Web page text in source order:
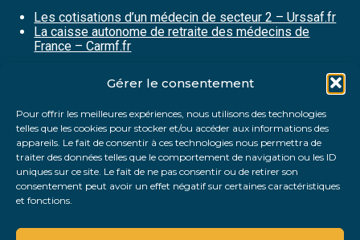
Gérer le consentement
Pour offrir les meilleures expériences, nous utilisons des technologies
telles que les cookies pour stocker et/ou accéder aux informations des
appareils. Le fait de consentir à ces technologies nous permettra de
traiter des données telles que le comportement de navigation ou les ID
uniques sur ce site. Le fait de ne pas consentir ou de retirer son
consentement peut avoir un effet négatif sur certaines caractéristiques
et fonctions.
Les cotisations d’un médecin de secteur 2 – Urssaf.fr
La caisse autonome de retraite des médecins de
France – Carmf.fr
FaceBook
TwitterLinkedIn